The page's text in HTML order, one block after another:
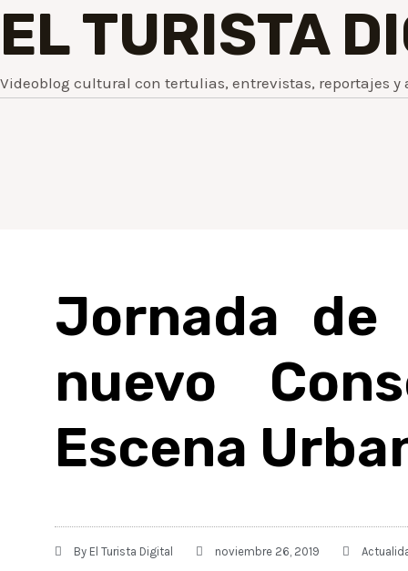
EL TURISTA
Videoblog cultural con tertulias, entrevistas, reportajes y
Jornada
nuevo
Escena
By El Turista Digital noviembre 26, 2019